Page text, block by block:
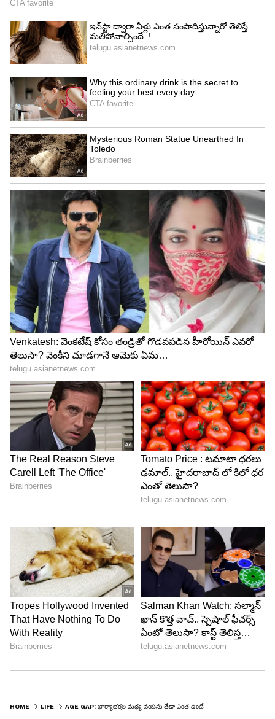
మంచిది కాదు. వరుడికి 30 ఏళ్లు ఉంటే, వధువు వయసు 25
నుంచి 30 మధ్య ఉండాలి. అంతకన్నా తక్కువ
ఉండకూడదు.
4
4
Image Credit : Pinterest
హార్మోన్లలో మార్పులు
టీనేజీలో అమ్మాయిలు, అబ్బాయిల హార్లోన్లలో మార్పులు
వస్తాయి. అమ్మాయిలలో ఈ మార్పు దాదాపు 13 ఏళ్ల
వయసులో కనిపించడం మొదలవుతుంది. అబ్బాయిలలో 15
ఏళ్ల నుంచి జరుగుతుంది. అంటే అబ్బాయిల కంటే
అమ్మాయిలలో ఈ హార్మోన్ల మార్పులు ముందే వస్తాయి.
ఫలితంగా వారు అబ్బాయిల కంటే చిన్న వయసులోనే
కొంతవరకు అమ్మాయి వయసు తక్కువగా ఉండాలని
చెబుతారు.
LATEST VIDEOS
HOME LIFE